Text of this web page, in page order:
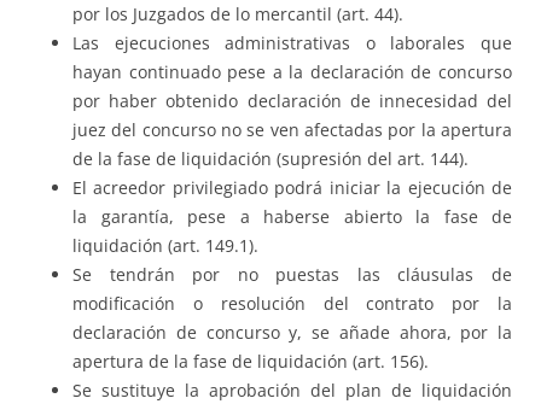
por los Juzgados de lo mercantil (art. 44).
Las ejecuciones administrativas o laborales que
hayan continuado pese a la declaración de concurso
por haber obtenido declaración de innecesidad del
juez del concurso no se ven afectadas por la apertura
de la fase de liquidación (supresión del art. 144).
El acreedor privilegiado podrá iniciar la ejecución de
la garantía, pese a haberse abierto la fase de
liquidación (art. 149.1).
Se tendrán por no puestas las cláusulas de
modificación o resolución del contrato por la
declaración de concurso y, se añade ahora, por la
apertura de la fase de liquidación (art. 156).
Se sustituye la aprobación del plan de liquidación